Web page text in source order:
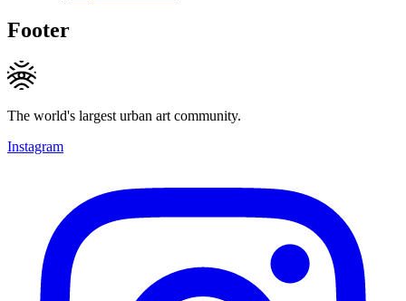
Footer
The world's largest urban art community.
Instagram